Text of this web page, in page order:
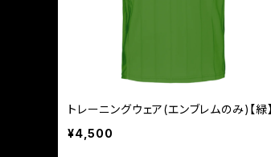
トレーニングウェア(エンブレムのみ)【緑】
¥4,500